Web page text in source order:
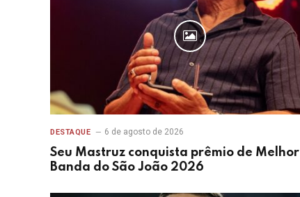
DESTAQUE 6 de agosto de 2026
Seu Mastruz conquista prêmio de Melhor
Banda do São João 2026